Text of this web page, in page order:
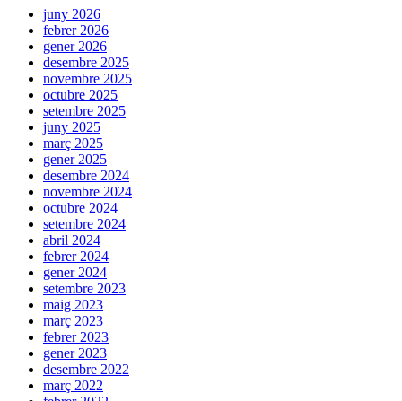
juny 2026
febrer 2026
gener 2026
desembre 2025
novembre 2025
octubre 2025
setembre 2025
juny 2025
març 2025
gener 2025
desembre 2024
novembre 2024
octubre 2024
setembre 2024
abril 2024
febrer 2024
gener 2024
setembre 2023
maig 2023
març 2023
febrer 2023
gener 2023
desembre 2022
març 2022